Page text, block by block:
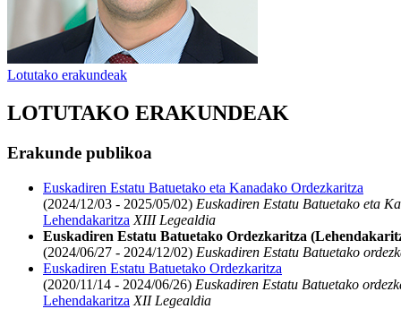
Lotutako erakundeak
LOTUTAKO ERAKUNDEAK
Erakunde publikoa
Euskadiren Estatu Batuetako eta Kanadako Ordezkaritza
(2024/12/03 - 2025/05/02) Euskadiren Estatu Batuetako eta
Lehendakaritza XIII Legealdia
Euskadiren Estatu Batuetako Ordezkaritza
(2024/06/27 - 2024/12/02) Euskadiren Estatu Batuetako
Euskadiren Estatu Batuetako Ordezkaritza
(2020/11/14 - 2024/06/26) Euskadiren Estatu Batuetako
Lehendakaritza XII Legealdia